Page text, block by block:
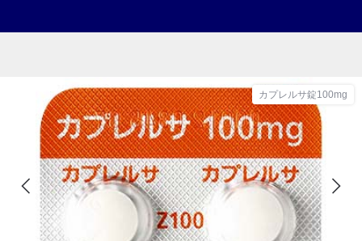
カプレルサ錠100mg